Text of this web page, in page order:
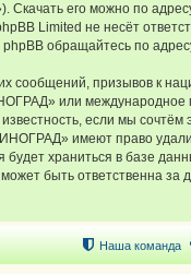
Скачать его можно по
Limited не несёт
обращайтесь по
сообщений, призывов к
или
если мы
имеют право
храниться в базе
быть ответственна за
Наша команда